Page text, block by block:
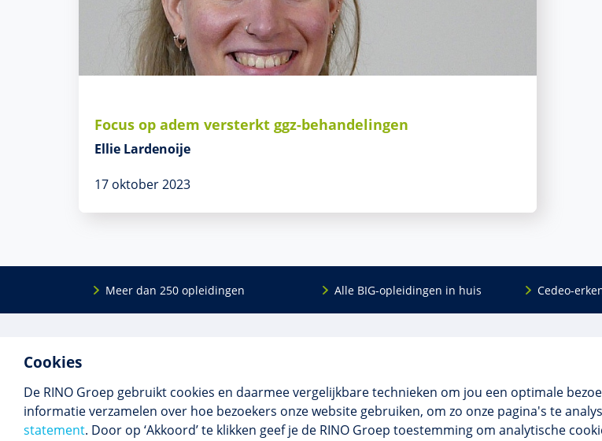
Cookies
De RINO Groep gebruikt cookies en daarmee vergelijkbare technieken om jou een optimale
informatie verzamelen over hoe bezoekers onze website gebruiken, om zo onze pagina's te
statement. Door op ‘Akkoord’ te klikken geef je de RINO Groep toestemming om analytische
Focus op adem versterkt ggz-behandelingen
Ellie Lardenoije
17 oktober 2023
Meer dan 250 opleidingen Alle BIG-opleidingen in huis Cedeo-
voor mensen die werken met mensen met
een psychische kwets­baar­heid. Samen met
onze top­docenten bieden we innova­tieve
opleidingen, cursussen en congres­sen op
BIG-opleidingen
Maatwerk en incompany
Praktijkinstellingen
Contact